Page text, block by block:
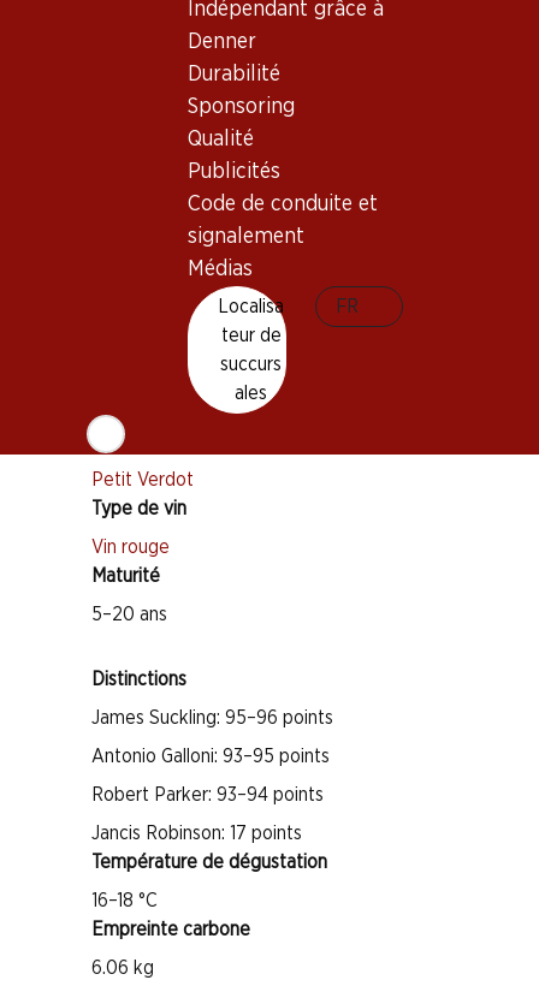
Indépendant grâce à
Denner
Durabilité
Sponsoring
Qualité
Publicités
Code de conduite et
signalement
Médias
Localisa
teur de
succurs
ales
FR
Bon à savoir
Cabernet Sauvignon
Cabernet Franc
Petit Verdot
Type de vin
Vin rouge
Maturité
5–20 ans
Distinctions
James Suckling: 95–96 points
Antonio Galloni: 93–95 points
Robert Parker: 93–94 points
Jancis Robinson: 17 points
Température de dégustation
16–18 °C
Empreinte carbone
6.06 kg